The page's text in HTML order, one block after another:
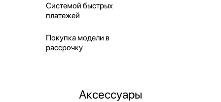
Системой быстрых
платежей
Покупка модели в
рассрочку
Аксессуары